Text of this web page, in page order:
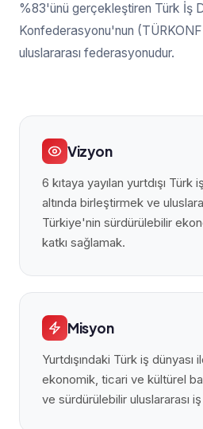
%83'ünü gerçekleştiren Türk İş
Konfederasyonu'nun
uluslararası federasyonudur.
Vizyon
6 kıtaya yayılan yurtdışı Türk
altında birleştirmek ve
Türkiye'nin sürdürülebilir
katkı sağlamak.
Misyon
Yurtdışındaki Türk iş dünyası
ekonomik, ticari ve kültürel
ve sürdürülebilir uluslararası